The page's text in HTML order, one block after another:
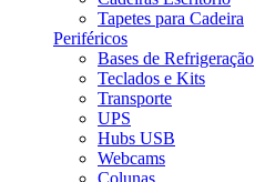
Tapetes para Cadeira
Periféricos
Bases de Refrigeração
Teclados e Kits
Transporte
UPS
Hubs USB
Webcams
Colunas